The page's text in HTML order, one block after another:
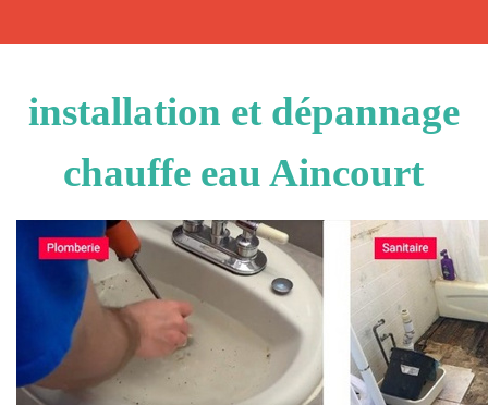
installation et dépannage
chauffe eau Aincourt